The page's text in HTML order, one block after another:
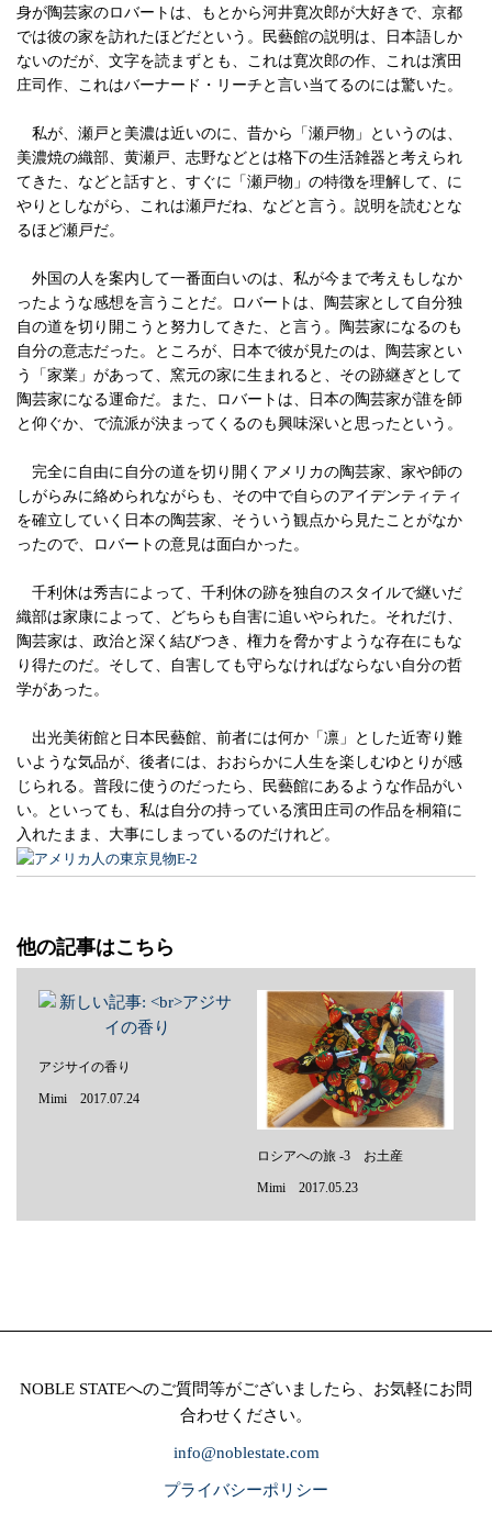
身が陶芸家のロバートは、もとから河井寛次郎が大好きで、京都
では彼の家を訪れたほどだという。民藝館の説明は、日本語しか
ないのだが、文字を読まずとも、これは寛次郎の作、これは濱田
庄司作、これはバーナード・リーチと言い当てるのには驚いた。
私が、瀬戸と美濃は近いのに、昔から「瀬戸物」というのは、
美濃焼の織部、黄瀬戸、志野などとは格下の生活雑器と考えられ
てきた、などと話すと、すぐに「瀬戸物」の特徴を理解して、に
やりとしながら、これは瀬戸だね、などと言う。説明を読むとな
るほど瀬戸だ。
外国の人を案内して一番面白いのは、私が今まで考えもしなか
ったような感想を言うことだ。ロバートは、陶芸家として自分独
自の道を切り開こうと努力してきた、と言う。陶芸家になるのも
自分の意志だった。ところが、日本で彼が見たのは、陶芸家とい
う「家業」があって、窯元の家に生まれると、その跡継ぎとして
陶芸家になる運命だ。また、ロバートは、日本の陶芸家が誰を師
と仰ぐか、で流派が決まってくるのも興味深いと思ったという。
完全に自由に自分の道を切り開くアメリカの陶芸家、家や師の
しがらみに絡められながらも、その中で自らのアイデンティティ
を確立していく日本の陶芸家、そういう観点から見たことがなか
ったので、ロバートの意見は面白かった。
千利休は秀吉によって、千利休の跡を独自のスタイルで継いだ
織部は家康によって、どちらも自害に追いやられた。それだけ、
陶芸家は、政治と深く結びつき、権力を脅かすような存在にもな
り得たのだ。そして、自害しても守らなければならない自分の哲
学があった。
出光美術館と日本民藝館、前者には何か「凛」とした近寄り難
いような気品が、後者には、おおらかに人生を楽しむゆとりが感
じられる。普段に使うのだったら、民藝館にあるような作品がい
い。といっても、私は自分の持っている濱田庄司の作品を桐箱に
入れたまま、大事にしまっているのだけれど。
他の記事はこちら
アジサイの香り
Mimi 2017.07.24
ロシアへの旅 -3 お土産
Mimi 2017.05.23
NOBLE STATEへのご質問等がございましたら、お気軽にお問
合わせください。
info@noblestate.com
プライバシーポリシー